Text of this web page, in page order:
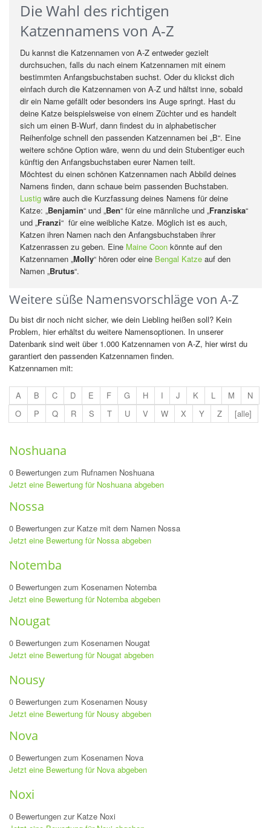
Die Wahl des richtigen
Katzennamens von A-Z
Du kannst die Katzennamen von A-Z entweder gezielt
durchsuchen, falls du nach einem Katzennamen mit einem
bestimmten Anfangsbuchstaben suchst. Oder du klickst dich
einfach durch die Katzennamen von A-Z und hältst inne, sobald
dir ein Name gefällt oder besonders ins Auge springt. Hast du
deine Katze beispielsweise von einem Züchter und es handelt
sich um einen B-Wurf, dann findest du in alphabetischer
Reihenfolge schnell den passenden Katzennamen bei „B“. Eine
weitere schöne Option wäre, wenn du und dein Stubentiger euch
künftig den Anfangsbuchstaben eurer Namen teilt.
Möchtest du einen schönen Katzennamen nach Abbild deines
Namens finden, dann schaue beim passenden Buchstaben.
Lustig wäre auch die Kurzfassung deines Namens für deine
Katze: „Benjamin“ und „Ben“ für eine männliche und „Franziska“
und „Franzi“ für eine weibliche Katze. Möglich ist es auch,
Katzen ihren Namen nach den Anfangsbuchstaben ihrer
Katzenrassen zu geben. Eine Maine Coon könnte auf den
Katzennamen „Molly“ hören oder eine Bengal Katze auf den
Namen „Brutus“.
Weitere süße Namensvorschläge von A-Z
Du bist dir noch nicht sicher, wie dein Liebling heißen soll? Kein
Problem, hier erhältst du weitere Namensoptionen. In unserer
Datenbank sind weit über 1.000 Katzennamen von A-Z, hier wirst du
garantiert den passenden Katzennamen finden.
Katzennamen mit:
A B C D E F G H I J K L M
N
O
P Q R S T U V W X Y Z [alle]
Noshuana
0 Bewertungen zum Rufnamen Noshuana
Jetzt eine Bewertung für Noshuana abgeben
Nossa
0 Bewertungen zur Katze mit dem Namen Nossa
Jetzt eine Bewertung für Nossa abgeben
Notemba
0 Bewertungen zum Kosenamen Notemba
Jetzt eine Bewertung für Notemba abgeben
Nougat
0 Bewertungen zum Kosenamen Nougat
Jetzt eine Bewertung für Nougat abgeben
Nousy
0 Bewertungen zum Kosenamen Nousy
Jetzt eine Bewertung für Nousy abgeben
Nova
0 Bewertungen zum Kosenamen Nova
Jetzt eine Bewertung für Nova abgeben
Noxi
0 Bewertungen zur Katze Noxi